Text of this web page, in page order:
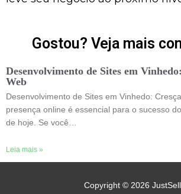
Gostou? Veja mais
Desenvolvimento de Sites em
Web
Desenvolvimento de Sites em Vinhedo:
presença online é essencial para o sucesso
de hoje. Se você…
Leia mais »
Copyright © 2026 JustSell